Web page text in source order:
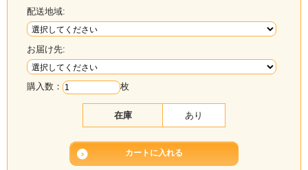
配送地域:
お届け先:
購入数： 枚
在庫 あり